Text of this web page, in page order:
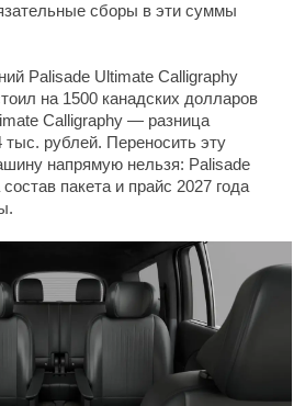
сборы в эти суммы
Palisade Ultimate Calligraphy
на 1500 канадских долларов
Calligraphy — разница
тыс. рублей. Переносить эту
напрямую нельзя: Palisade
пакета и прайс 2027 года